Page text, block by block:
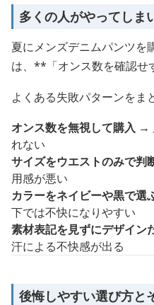
多くの人がやってしま
夏にメンズデニムパンツを
は、**「オンス数を確認せ
よくある失敗パターンをま
オンス数を無視して購入 →
れない
サイズをウエストのみで判
用感が悪い
カラーをネイビーや黒で選
下では不快になりやすい
素材表記を見ずにデザイン
汗による不快感が出る
後悔しやすい選び方と